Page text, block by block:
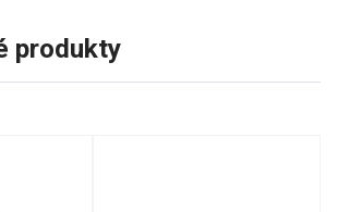
produkty